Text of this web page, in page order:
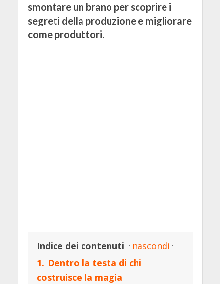
smontare un brano per scoprire i
segreti della produzione e migliorare
come produttori.
Indice dei contenuti
nascondi
1. Dentro la testa di chi
costruisce la magia